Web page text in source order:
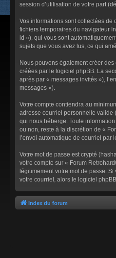
session d’utilisation de votre part
Vos informations sont collectées
fichiers temporaires du navigateur
id »), qui vous sont
sujets que vous avez lus, ce qui
Nous pouvons également créer
créées par le logiciel phpBB. La
après par « messages invités »),
messages »).
Votre compte contiendra au
adresse courriel personnelle valide
qui nous héberge. Toute
ou non, reste à la discrétion de «
l’envoi automatique de courriel par
Votre mot de passe est crypté
votre compte sur « Forum
légitimement votre mot de passe.
votre courriel, alors le logiciel
Index du forum